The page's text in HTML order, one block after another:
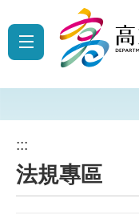
跳到主要內容區塊
:::
法規專區